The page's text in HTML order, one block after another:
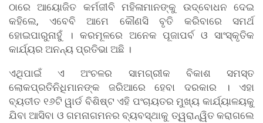
ଠାରେ ଆୟୋଜିତ କର୍ମଜୀବି ମହିଳାମାନଙ୍କୁ ଉଦ୍ବୋଧନ ଦେଇ
କହିଲେ, ଏବେବି ଆମେ କୌଣସି ବୃତି କରିବାରେ ସମର୍ଥ
ହୋଇପାରୁନାହୁଁ । କରମୂଳରେ ଅନେକ ପୂଜାପର୍ବ ଓ ସାଂସ୍କୃତିକ
କାର୍ଯ୍ୟର ଅନନ୍ୟ ପ୍ରତିଭା ଅଛି ।
ଏଥିପାଇଁ ଏ ଅଂଚଳର ସାମଗ୍ରୀକ ବିକାଶ ସମସ୍ତ
ଲୋକପ୍ରତିନିଧିମାନଙ୍କ ଜରିଆରେ ହେବା ଦରକାର । ଏହା
ବ୍ୟତୀତ ୧୬ଟି ୱାର୍ଡ ବିଶିଷ୍ଟ ଏହି ପଂଚାୟତର ମୁଖ୍ୟ କାର୍ଯ୍ୟାଳୟକୁ
ଯିବା ଆସିବା ଓ ଗମନାଗମନର ବ୍ୟବସ୍ଥାକୁ ତ୍ୱରାନ୍ୱିତ କରାଗଲେ